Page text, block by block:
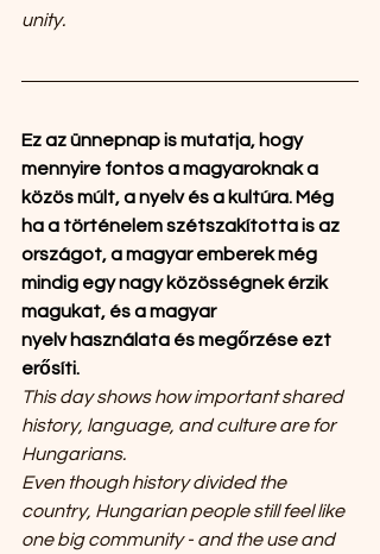
unity.
Ez az ünnepnap is mutatja, hogy
mennyire fontos a magyaroknak a
közös múlt, a nyelv és a kultúra. Még
ha a történelem szétszakította is az
országot, a magyar emberek még
mindig egy nagy közösségnek érzik
magukat, és a magyar
nyelv használata és megőrzése ezt
erősíti.
This day shows how important shared
history, language, and culture are for
Hungarians.
Even though history divided the
country, Hungarian people still feel like
one big community - and the use and